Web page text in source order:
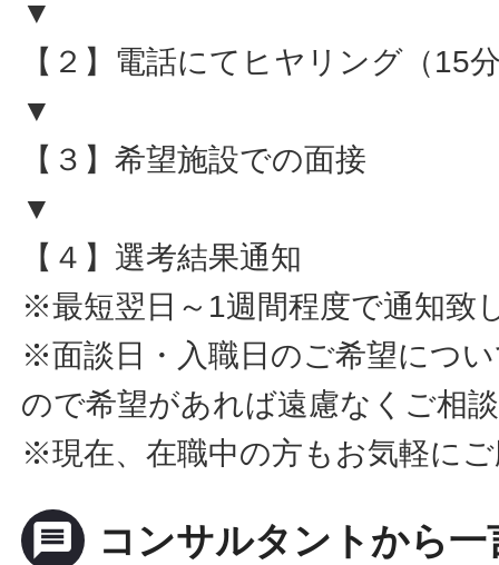
▼
【２】電話にてヒヤリング（15
▼
【３】希望施設での面接
▼
【４】選考結果通知
※最短翌日～1週間程度で通知致
※面談日・入職日のご希望につ
ので希望があれば遠慮なくご相
※現在、在職中の方もお気軽に
message コンサルタントから一